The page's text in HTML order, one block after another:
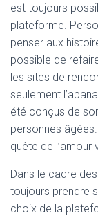
est toujours
plateforme.
penser aux
possible de
les sites de
seulement
été conçus de
personnes
quête de l’amour
Dans le cadre des
toujours prendre
choix de la